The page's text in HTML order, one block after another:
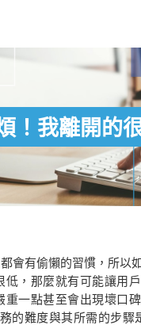
！我離開的
會有偷懶的習慣，所以
低，那麼就有可能讓用
重一點甚至會出現壞口
的難度與其所需的步驟